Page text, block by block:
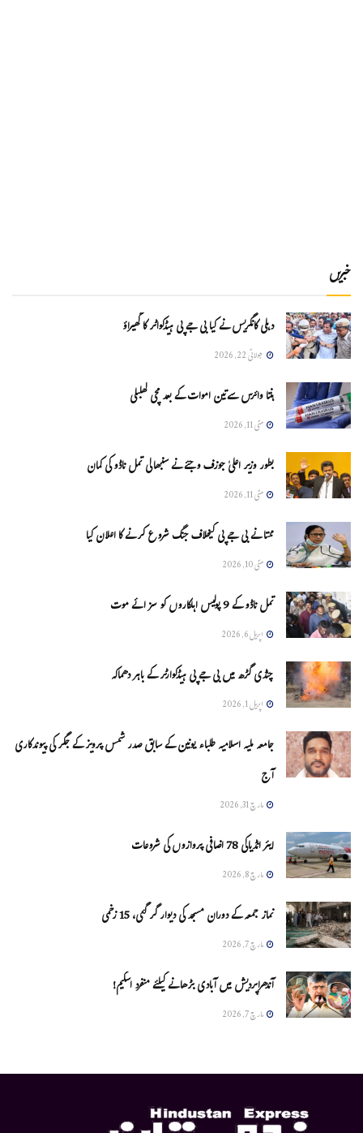
خبریں
دہلی کانگریس نے کیا بی جے پی ہیڈکواٹر کا گھیراؤ
جولائی 22, 2026
ہنتا وائرس سےتین اموات کے بعد مچی کھلبلی
مئی 11, 2026
بطور وزیر اعلیٰ جوزف وجئے نے سنبھالی تمل ناڈو کی کمان
مئی 11, 2026
ممتا نے بی جے پی کیخلاف جنگ شروع کرنے کا اعلان کیا
مئی 10, 2026
تمل ناڈو کے 9 پولیس اہلکاروں کو سزائے موت
اپریل 6, 2026
چنڈی گڑھ میں بی جے پی ہیڈکوارٹر کے باہر دھماکہ
اپریل 1, 2026
جامعہ ملیہ اسلامیہ طلباء یونین کے سابق صدر شمس پرویز کے جگر کی پیوندکاری
آج
مارچ 31, 2026
ایئر انڈیاکی 78 اضافی پروازوں کی شروعات
مارچ 8, 2026
نماز جمعہ کے دوران مسجد کی دیوار گر گئی، 15 زخمی
مارچ 7, 2026
آندھراپردیش میں آبادی بڑھانے کیلئے منفرد اسکیم!
مارچ 7, 2026